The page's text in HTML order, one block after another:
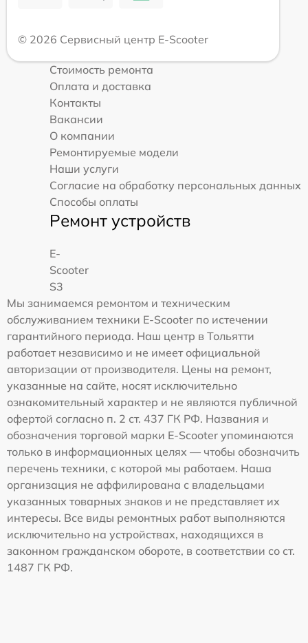
© 2026 Сервисный центр E-Scooter
Стоимость ремонта
Оплата и доставка
Контакты
Вакансии
О компании
Ремонтируемые модели
Наши услуги
Согласие на обработку персональных данных
Способы оплаты
Ремонт устройств
E-
Scooter
S3
Мы занимаемся ремонтом и техническим
обслуживанием техники E-Scooter по истечении
гарантийного периода. Наш центр в Тольятти
работает независимо и не имеет официальной
авторизации от производителя. Цены на ремонт,
указанные на сайте, носят исключительно
ознакомительный характер и не являются публичной
офертой согласно п. 2 ст. 437 ГК РФ. Названия и
обозначения торговой марки E-Scooter упоминаются
только в информационных целях — чтобы обозначить
перечень техники, с которой мы работаем. Наша
организация не аффилирована с владельцами
указанных товарных знаков и не представляет их
интересы. Все виды ремонтных работ выполняются
исключительно на устройствах, находящихся в
законном гражданском обороте, в соответствии со ст.
1487 ГК РФ.